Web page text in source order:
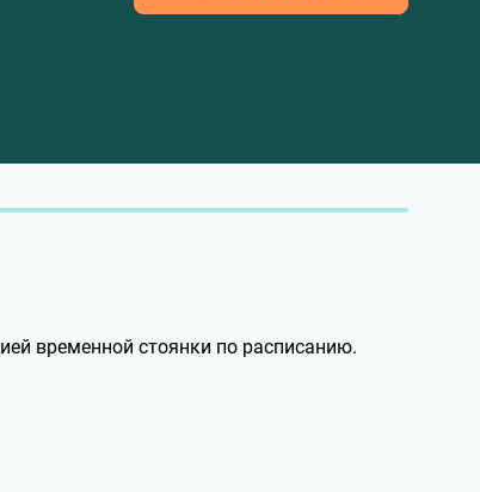
временной стоянки по расписанию.